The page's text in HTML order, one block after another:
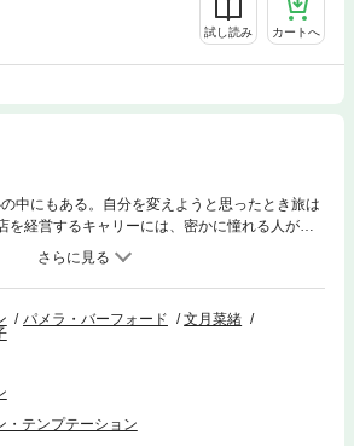
試し読み カートへ
中にもある。自分を変えようと思ったとき旅は
を経営するキャリーには、密かに憧れる人がい
ンサムでセクシーなデヴ・ライリー。共同経営
トに誘ってみたらとけしかけるが、地味で控え
自分に自信が持てない。スージーはそんなキャ
つき合えるよう、彼女のために独身者専用豪華
そしてキャリーは一大決心をし、ヘアスタイル
やかな服を身にまとい、美しく変身して旅立っ
れ乗船したあと、疲れてキャビンで眠っている
。「君が誰で、僕のベッドで何をしているのか
パメラ・バーフォード
文月菜緒
・テンプテーション